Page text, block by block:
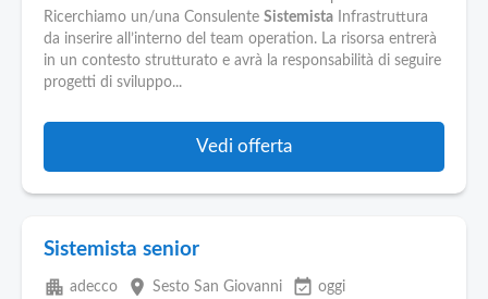
Ricerchiamo un/una Consulente Sistemista Infrastruttura
da inserire all’interno del team operation. La risorsa entrerà
in un contesto strutturato e avrà la responsabilità di seguire
progetti di sviluppo...
Vedi offerta
Sistemista senior
apartment adecco place Sesto San Giovanni event_available oggi